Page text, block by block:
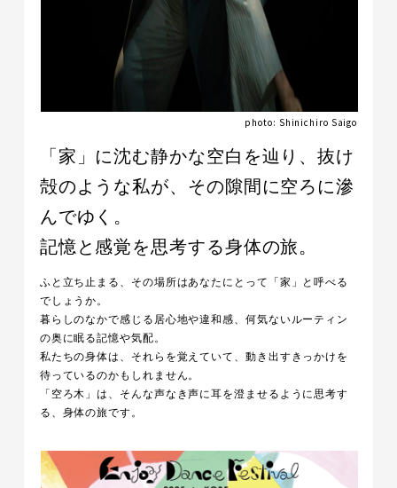
photo: Shinichiro Saigo
「家」に沈む静かな空白を辿り、抜け
殻のような私が、その隙間に空ろに滲
んでゆく。
記憶と感覚を思考する身体の旅。
ふと立ち止まる、その場所はあなたにとって「家」と呼べる
でしょうか。
暮らしのなかで感じる居心地や違和感、何気ないルーティン
の奥に眠る記憶や気配。
私たちの身体は、それらを覚えていて、動き出すきっかけを
待っているのかもしれません。
「空ろ木」は、そんな声なき声に耳を澄ませるように思考す
る、身体の旅です。